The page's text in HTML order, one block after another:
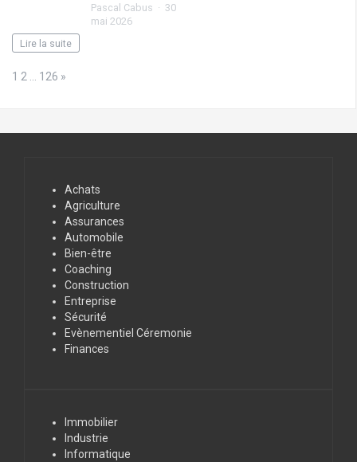
Pascal Cabus
30
mai 2026
Lire la suite
Page:
1 2 … 126 Next
»
Achats
Agriculture
Assurances
Automobile
Bien-être
Coaching
Construction
Entreprise
Sécurité
Evènementiel Céremonie
Finances
Immobilier
Industrie
Informatique